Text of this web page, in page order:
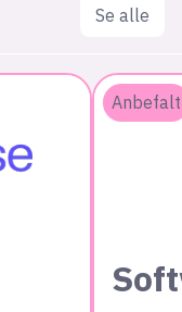
Se alle
Anbefalt